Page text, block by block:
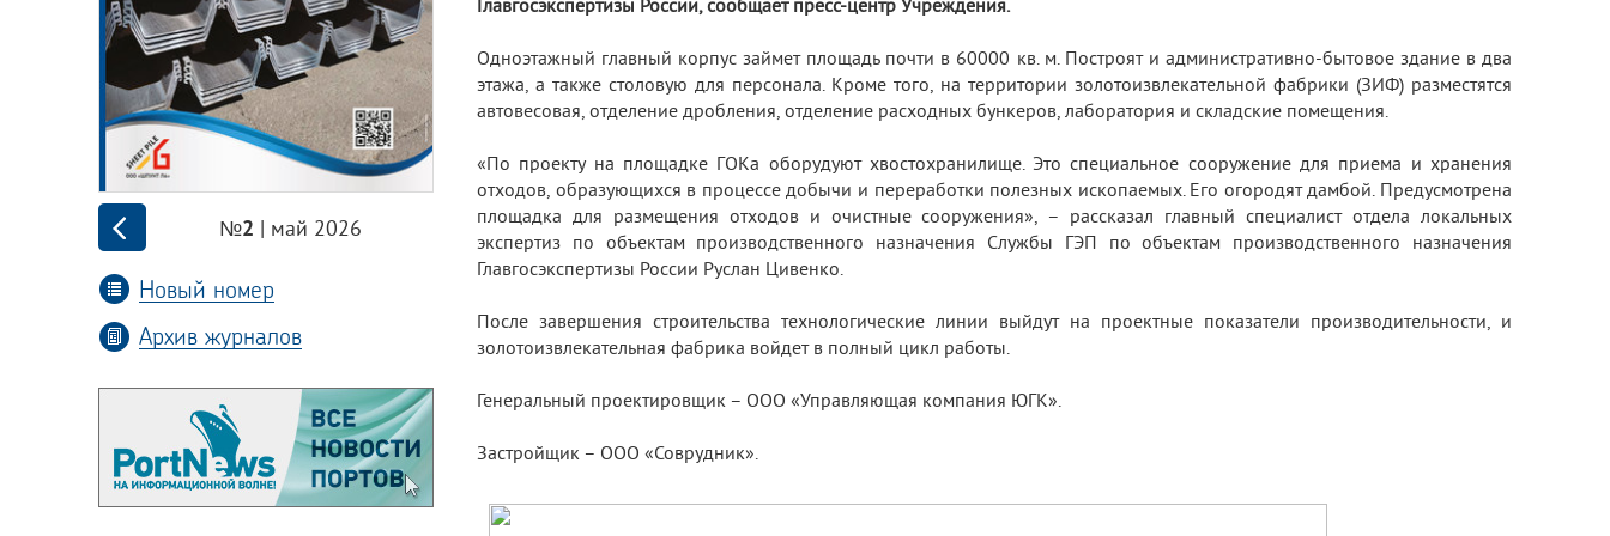
№2 | май 2026
Новый номер
Архив журналов
Главгосэкспертизы России, сообщает пресс-центр Учреждения.
Одноэтажный главный корпус займет площадь почти в 60000 кв. м. Построят и административно-бытовое здание в два
этажа, а также столовую для персонала. Кроме того, на территории золотоизвлекательной фабрики (ЗИФ) разместятся
автовесовая, отделение дробления, отделение расходных бункеров, лаборатория и складские помещения.
«По проекту на площадке ГОКа оборудуют хвостохранилище. Это специальное сооружение для приема и хранения
отходов, образующихся в процессе добычи и переработки полезных ископаемых. Его огородят дамбой. Предусмотрена
площадка для размещения отходов и очистные сооружения», – рассказал главный специалист отдела локальных
экспертиз по объектам производственного назначения Службы ГЭП по объектам производственного назначения
Главгосэкспертизы России Руслан Цивенко.
После завершения строительства технологические линии выйдут на проектные показатели производительности, и
золотоизвлекательная фабрика войдет в полный цикл работы.
Генеральный проектировщик – ООО «Управляющая компания ЮГК».
Застройщик – ООО «Соврудник».